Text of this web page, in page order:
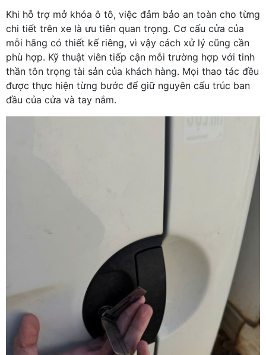
Khi hỗ trợ mở khóa ô tô, việc đảm bảo an toàn cho từng
chi tiết trên xe là ưu tiên quan trọng. Cơ cấu cửa của
mỗi hãng có thiết kế riêng, vì vậy cách xử lý cũng cần
phù hợp. Kỹ thuật viên tiếp cận mỗi trường hợp với tinh
thần tôn trọng tài sản của khách hàng. Mọi thao tác đều
được thực hiện từng bước để giữ nguyên cấu trúc ban
đầu của cửa và tay nắm.